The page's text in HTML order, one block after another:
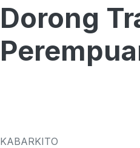
Dorong
KABARKITO